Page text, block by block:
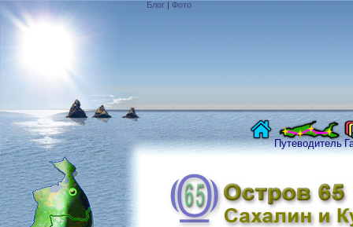
Блог | Фото
Путеводитель